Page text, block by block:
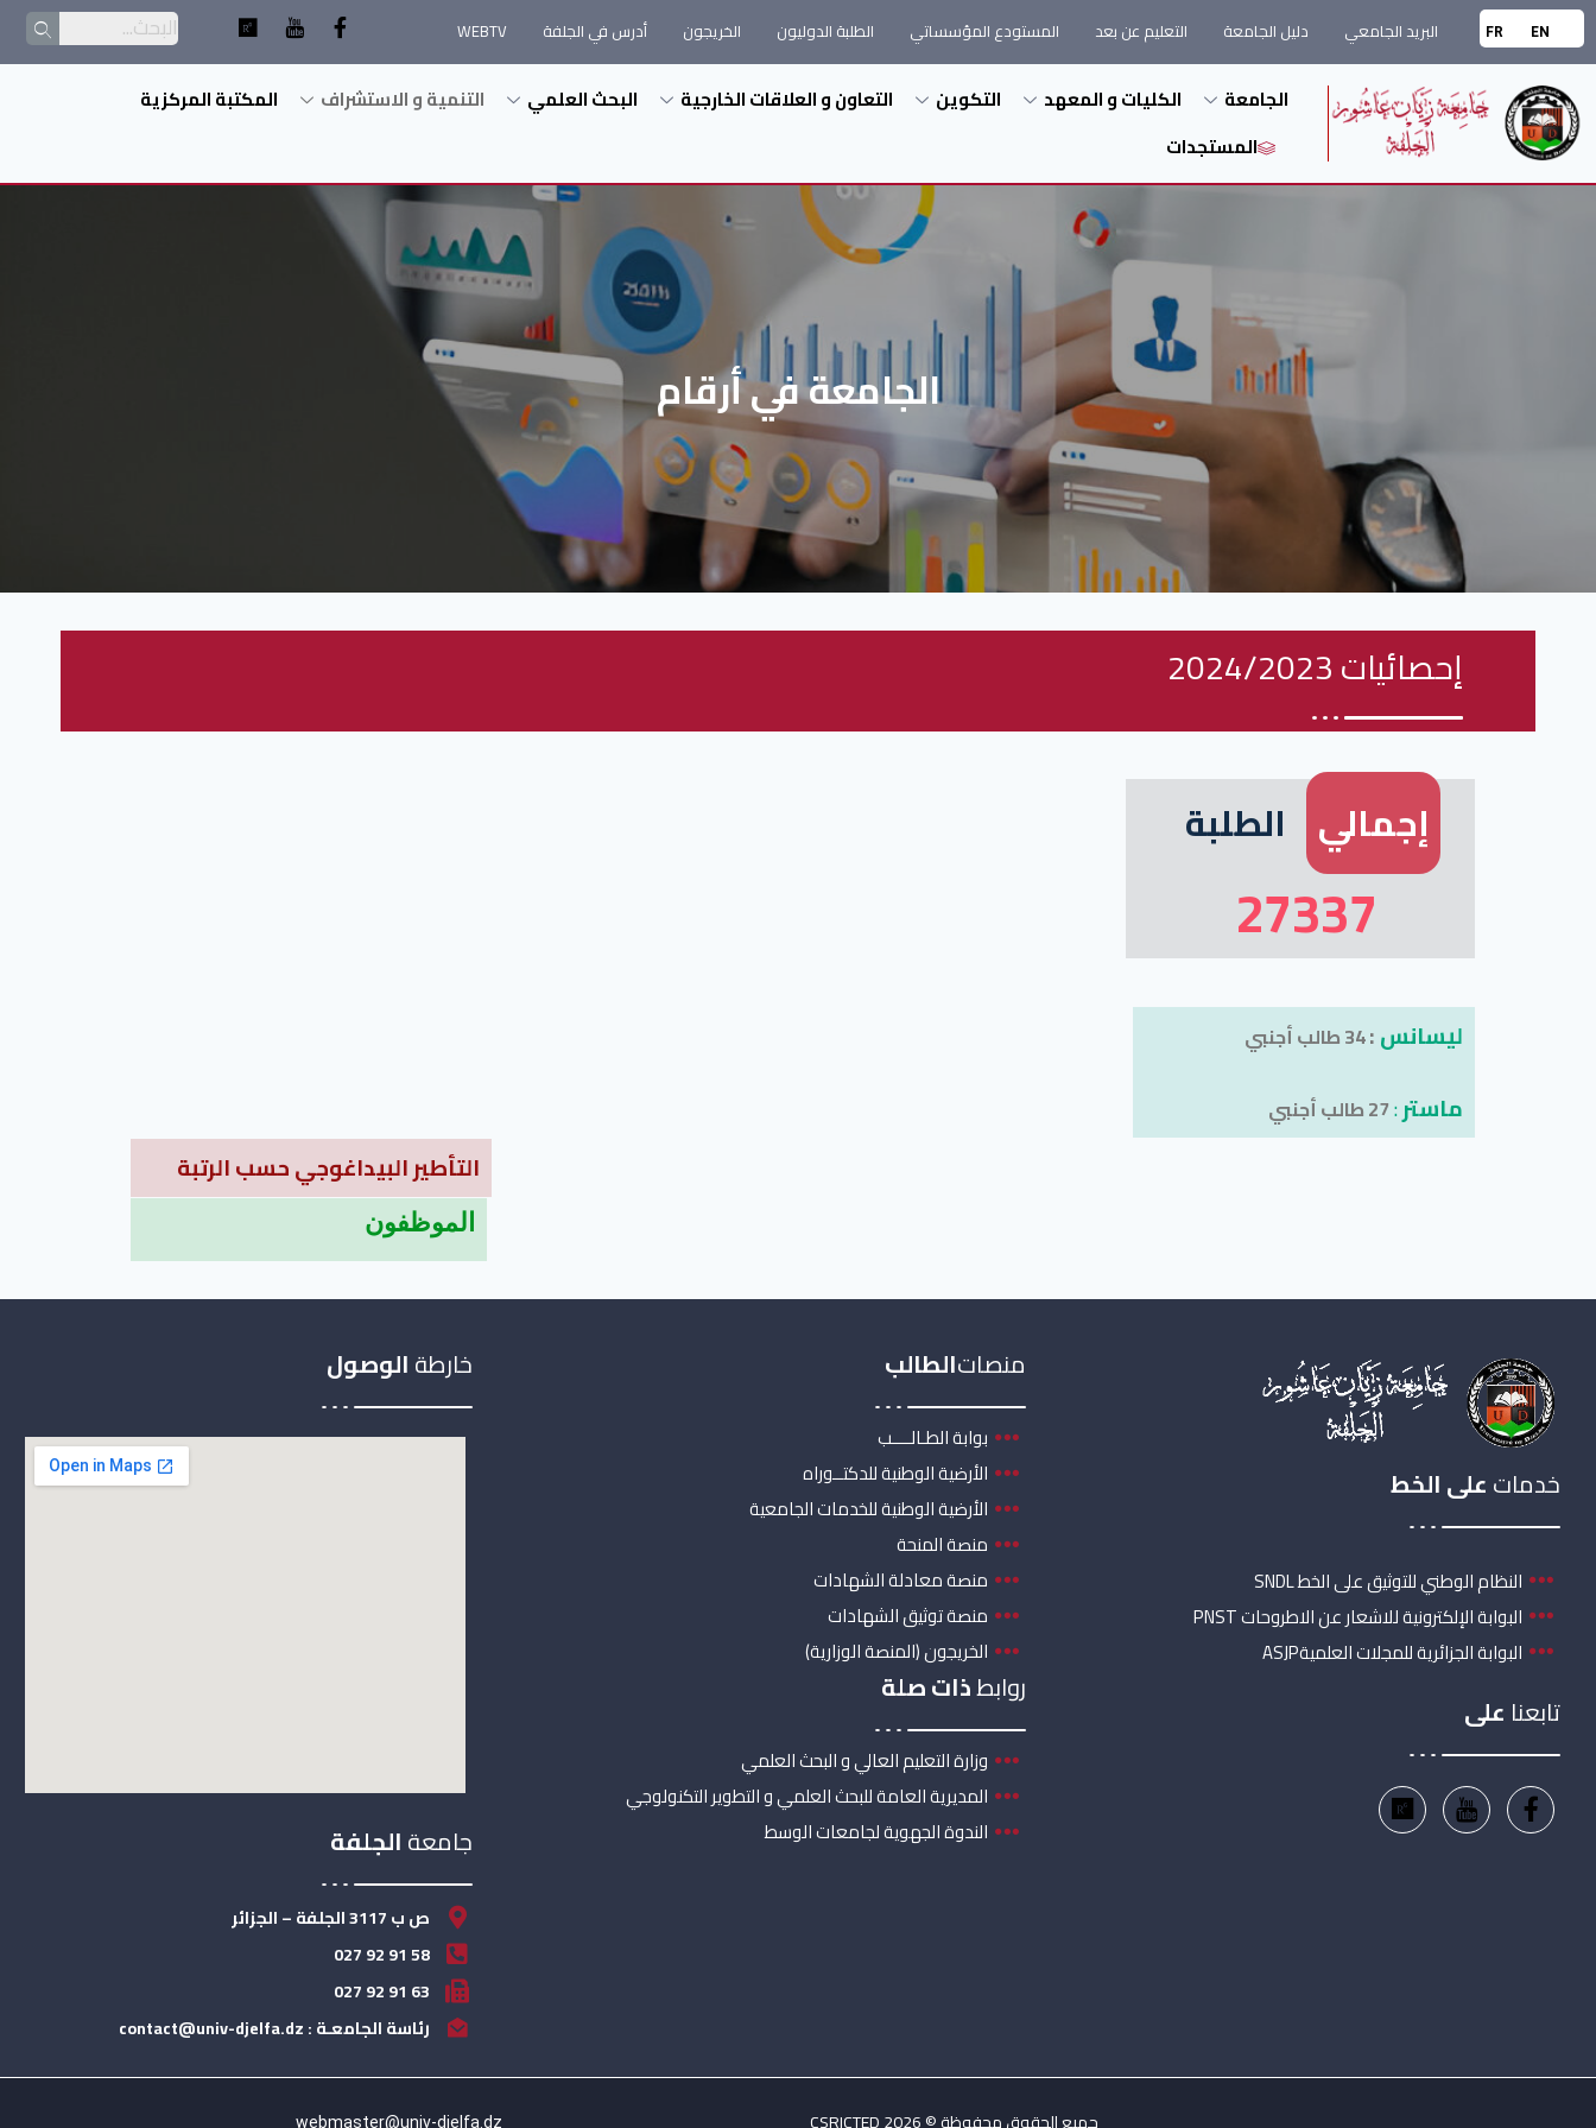
EN
FR البريد الجامعي دليل الجامعة التعليم عن بعد المستودع المؤسساتي الطلبة الدوليون الخريجون أدرس في الجلفة WEBTV
الجامعة الكليات و المعهد التكوين التعاون و العلاقات الخارجية البحث العلمي التنمية و الاستشراف
المكتبة المركزية
المستجدات
الجامعة في أرقام
إحصائيات 2024/2023
إجمالي الطلبة
27337
ليسانس:
ماستر:
التأطيرالبيداغوجي حسب الرتبة
الموظفون
خدماتعلى الخط
النظام الوطني للتوثيق على الخط SNDL
البوابة الإلكترونية للاشعار عن الاطروحات PNST
البوابة الجزائرية للمجلات العلميةASJP
تابعنا على
منصاتالطالب
بوابة الطـالــــب
الأرضية الوطنية للدكتــوراه
الأرضية الوطنية للخدمات الجامعية
منصة المنحة
منصة معادلة الشهادات
منصة توثيق الشهادات
الخريجون (المنصة الوزارية)
روابطذات صلة
وزارة التعليم العالي و البحث العلمي
المديرية العامة للبحث العلمي و التطوير التكنولوجي
الندوة الجهوية لجامعات الوسط
خارطةالوصول
جامعةالجلفة
ص ب 3117 الجلفة – الجزائر
58 91 92 027
63 91 92 027
رئاسة الجامعـة : contact@univ-djelfa.dz
webmaster@univ-djelfa.dz